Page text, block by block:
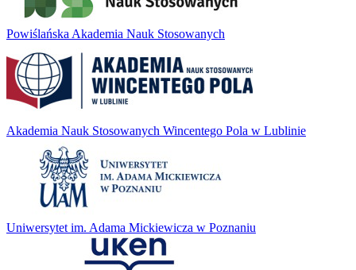
Powiślańska Akademia Nauk Stosowanych
Akademia Nauk Stosowanych Wincentego Pola w Lublinie
Uniwersytet im. Adama Mickiewicza w Poznaniu